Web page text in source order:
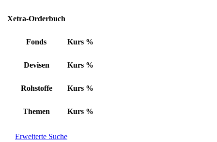
Xetra-Orderbuch
Fonds Kurs %
Devisen Kurs %
Rohstoffe Kurs %
Themen Kurs %
Erweiterte Suche